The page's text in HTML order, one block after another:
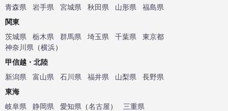
青森県
岩手県 宮城県 秋田県 山形県
福島県
関東
茨城県
栃木県 群馬県 埼玉県 千葉県
東京都
神奈川県 （横浜）
甲信越・北陸
新潟県
富山県 石川県 福井県 山梨県
長野県
東海
岐阜県
静岡県 愛知県 （名古屋）
三重県